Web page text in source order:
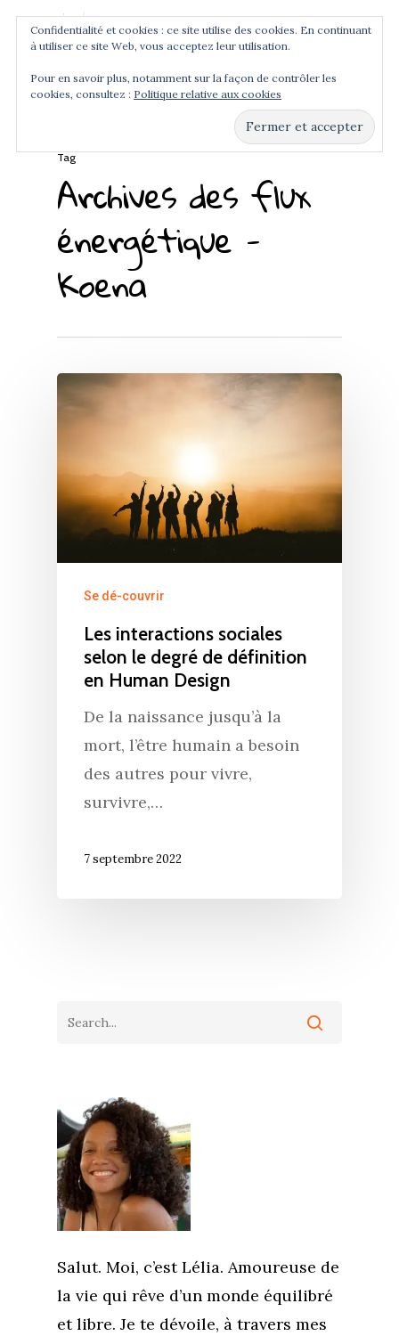
Hit enter to search or ESC to close
Tag
Archives des flux
énergétique -
Koena
Se dé-couvrir
Les interactions sociales
selon le degré de définition
en Human Design
De la naissance jusqu’à la
mort, l’être humain a besoin
des autres pour vivre,
survivre,…
7 septembre 2022
Salut. Moi, c’est Lélia. Amoureuse de
la vie qui rêve d’un monde équilibré
et libre. Je te dévoile, à travers mes
Confidentialité et cookies : ce site utilise des cookies. En continuant
à utiliser ce site Web, vous acceptez leur utilisation.
Pour en savoir plus, notamment sur la façon de contrôler les
cookies, consultez : Politique relative aux cookies